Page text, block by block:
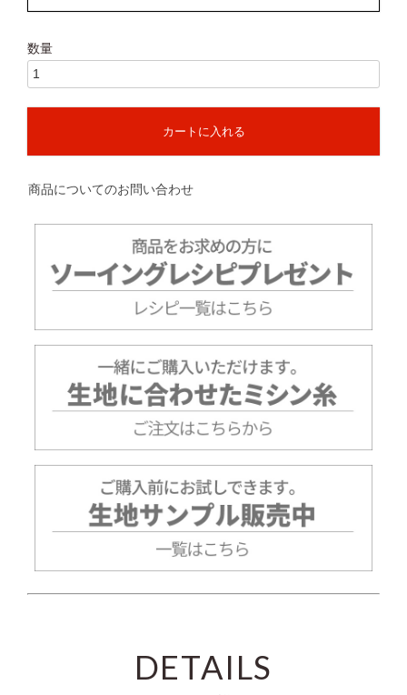
カートに入れる
商品についてのお問い合わせ
DETAILS